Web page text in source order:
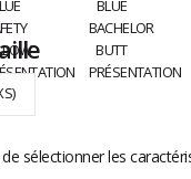
sélectionner les